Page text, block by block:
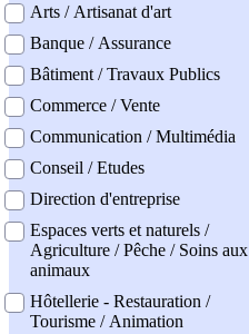
Arts / Artisanat d'art
Banque / Assurance
Bâtiment / Travaux Publics
Commerce / Vente
Communication / Multimédia
Conseil / Etudes
Direction d'entreprise
Espaces verts et naturels /
Agriculture / Pêche / Soins aux
animaux
Hôtellerie - Restauration /
Tourisme / Animation